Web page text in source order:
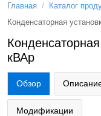
Главная / Каталог
Конденсаторная
кВАр
Обзор
Модификации